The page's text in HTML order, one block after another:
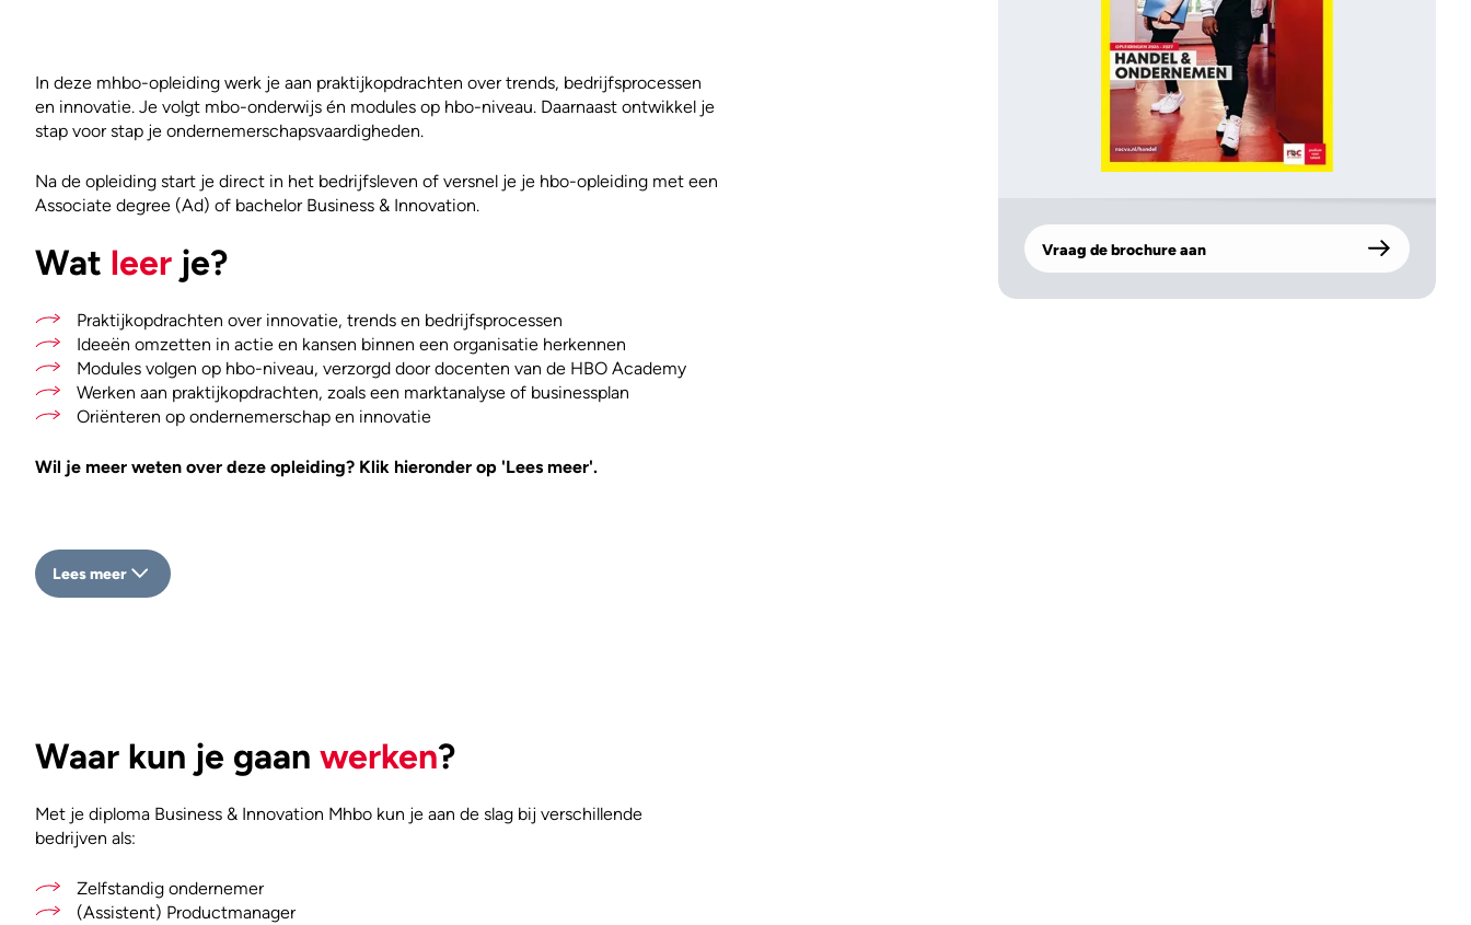
In deze mhbo-opleiding werk je aan praktijkopdrachten over trends, bedrijfsprocessen
en innovatie. Je volgt mbo-onderwijs én modules op hbo-niveau. Daarnaast ontwikkel je
stap voor stap je ondernemerschapsvaardigheden.
Na de opleiding start je direct in het bedrijfsleven of versnel je je hbo-opleiding met een
Associate degree (Ad) of bachelor Business & Innovation.
Wat leer je?
Praktijkopdrachten over innovatie, trends en bedrijfsprocessen
Ideeën omzetten in actie en kansen binnen een organisatie herkennen
Modules volgen op hbo-niveau, verzorgd door docenten van de HBO Academy
Werken aan praktijkopdrachten, zoals een marktanalyse of businessplan
Oriënteren op ondernemerschap en innovatie
Wil je meer weten over deze opleiding? Klik hieronder op 'Lees meer'.
Lees meer
Vraag de brochure aan
Waar kun je gaan werken?
Met je diploma Business & Innovation Mhbo kun je aan de slag bij verschillende
bedrijven als:
Zelfstandig ondernemer
(Assistent) Productmanager